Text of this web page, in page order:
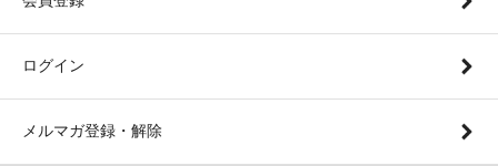
ログイン
メルマガ登録・解除